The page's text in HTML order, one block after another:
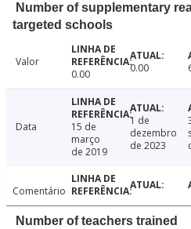
Number of supplementary
targeted schools
Valor
0.00
0.00
Data
15 de
março
de 2019
1 de
dezembro
de 2023
Comentário
Number of teachers trained